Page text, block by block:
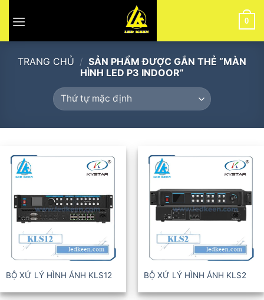
0
TRANG CHỦ / SẢN PHẨM ĐƯỢC GẮN THẺ “MÀN
HÌNH LED P3 INDOOR”
BỘ XỬ LÝ HÌNH ẢNH KLS12 BỘ XỬ LÝ HÌNH ẢNH KLS2